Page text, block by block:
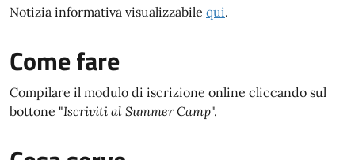
Notizia informativa visualizzabile qui.
Come fare
Compilare il modulo di iscrizione online cliccando sul
bottone "Iscriviti al Summer Camp".